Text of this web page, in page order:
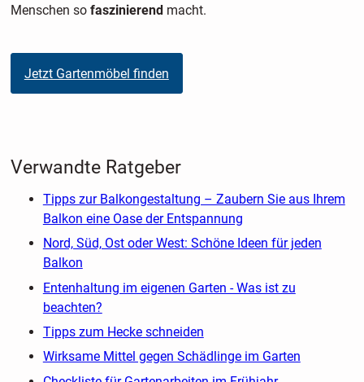
Menschen so faszinierend macht.
Jetzt Gartenmöbel finden
Verwandte Ratgeber
Tipps zur Balkongestaltung – Zaubern Sie aus Ihrem
Balkon eine Oase der Entspannung
Nord, Süd, Ost oder West: Schöne Ideen für jeden
Balkon
Entenhaltung im eigenen Garten - Was ist zu
beachten?
Tipps zum Hecke schneiden
Wirksame Mittel gegen Schädlinge im Garten